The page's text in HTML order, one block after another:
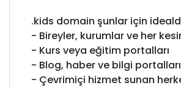
.kids domain şunlar için
- Bireyler, kurumlar ve her
- Kurs veya eğitim portalları
- Blog, haber ve bilgi portalları
- Çevrimiçi hizmet sunan